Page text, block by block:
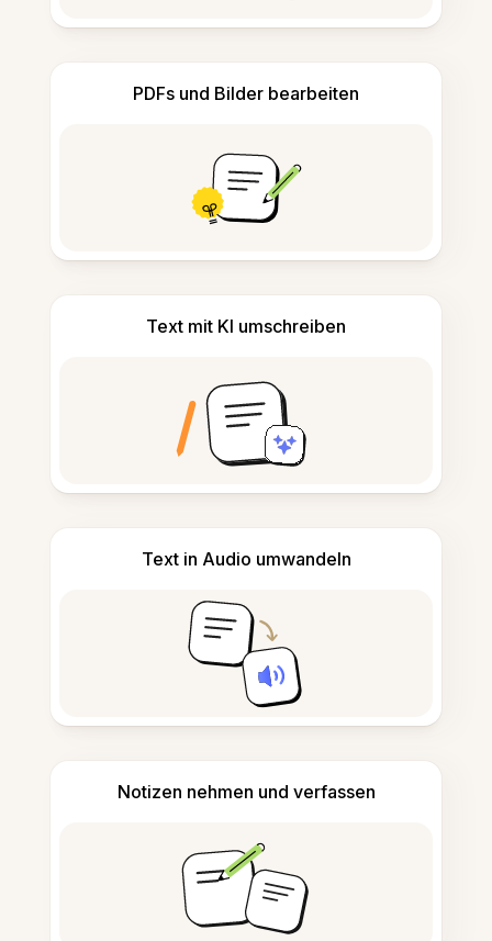
PDFs und Bilder bearbeiten
Text mit KI umschreiben
Text in Audio umwandeln
Notizen nehmen und verfassen